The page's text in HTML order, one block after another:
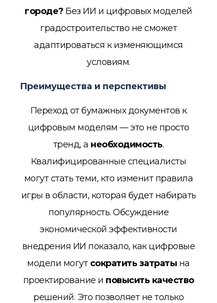
городе? Без ИИ и цифровых моделей
градостроительство не сможет
адаптироваться к изменяющимся
условиям.
Преимущества и перспективы
Переход от бумажных документов к
цифровым моделям — это не просто
тренд, а необходимость.
Квалифицированные специалисты
могут стать теми, кто изменит правила
игры в области, которая будет набирать
популярность. Обсуждение
экономической эффективности
внедрения ИИ показало, как цифровые
модели могут сократить затраты на
проектирование и повысить качество
решений. Это позволяет не только